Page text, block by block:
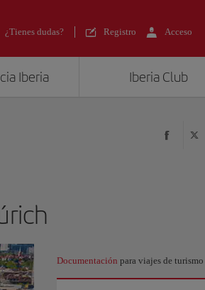
¿Tienes dudas? Registro Acceso
Iberia Iberia Club
Documentación para viajes de turismo